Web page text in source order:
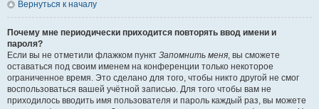
Вернуться к началу
Почему мне периодически приходится повторять ввод имени и
пароля?
Если вы не отметили флажком пункт Запомнить меня, вы сможете
оставаться под своим именем на конференции только некоторое
ограниченное время. Это сделано для того, чтобы никто другой не смог
воспользоваться вашей учётной записью. Для того чтобы вам не
приходилось вводить имя пользователя и пароль каждый раз, вы можете